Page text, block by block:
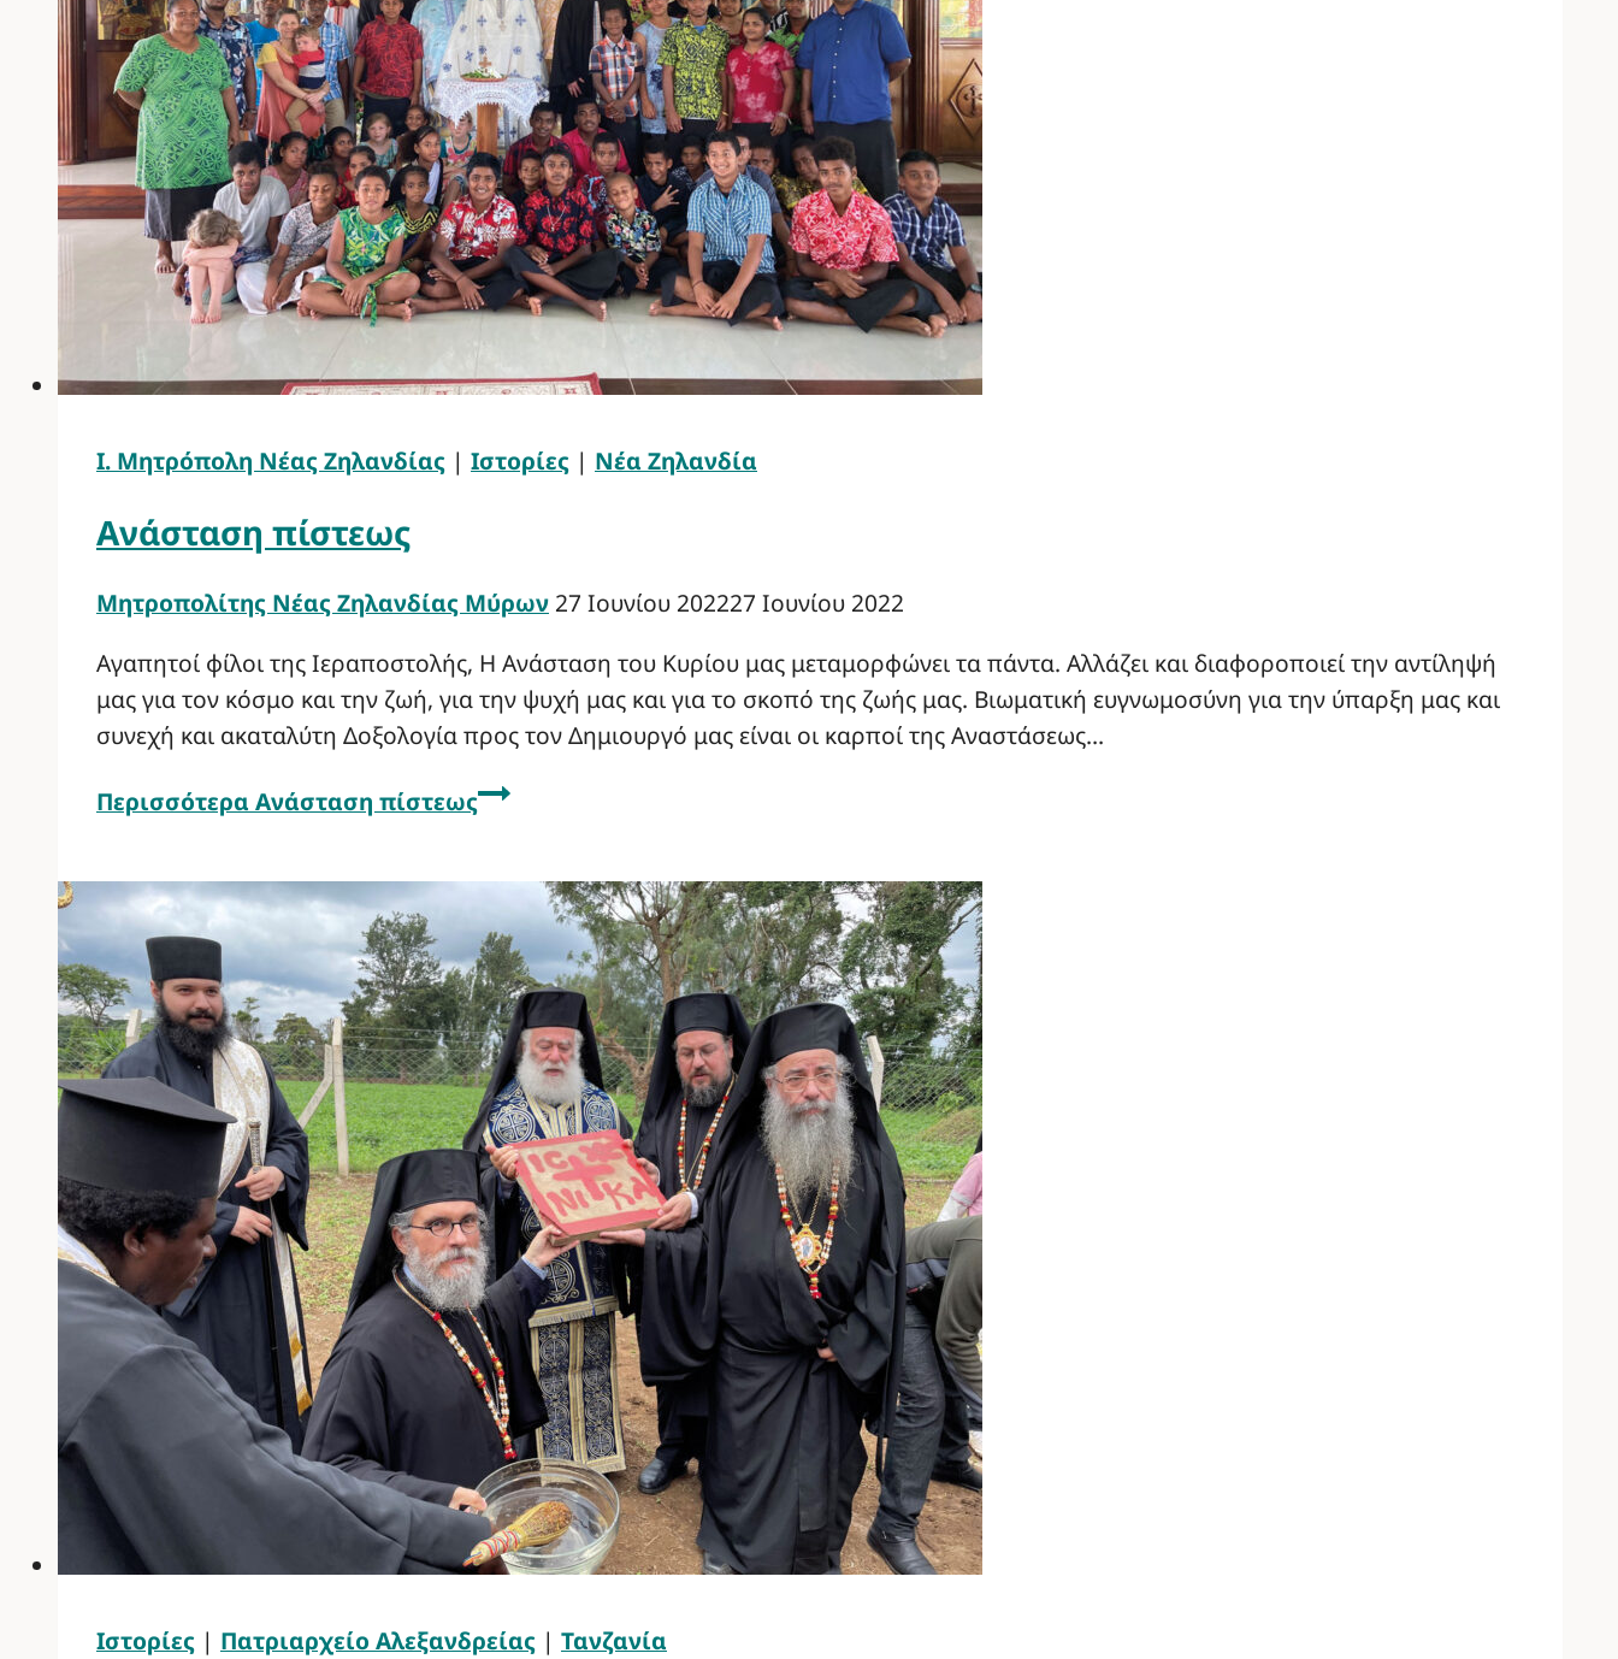
Ι. Μητρόπολη Νέας Ζηλανδίας | Ιστορίες | Νέα Ζηλανδία
Ανάσταση πίστεως
Μητροπολίτης Νέας Ζηλανδίας Μύρων 27 Ιουνίου 202227 Ιουνίου 2022
Αγαπητοί φίλοι της Ιεραποστολής, Η Ανάσταση του Kυρίου μας μεταμορφώνει τα πάντα. Αλλάζει και διαφοροποιεί την αντίληψή
μας για τον κόσμο και την ζωή, για την ψυχή μας και για το σκοπό της ζωής μας. Βιωματική ευγνωμοσύνη για την ύπαρξη μας και
συνεχή και ακαταλύτη Δοξολογία προς τον Δημιουργό μας είναι οι καρποί της Αναστάσεως…
Περισσότερα Ανάσταση πίστεως
Ιστορίες | Πατριαρχείο Αλεξανδρείας | Τανζανία